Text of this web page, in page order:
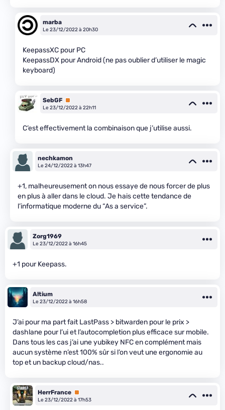
marba
Le 23/12/2022 à 20h30
KeepassXC pour PC
KeepassDX pour Android (ne pas oublier d’utiliser le magic
keyboard)
SebGF Premium
Le 23/12/2022 à 22h11
C’est effectivement la combinaison que j’utilise aussi.
nechkamon
Le 24/12/2022 à 13h47
+1, malheureusement on nous essaye de nous forcer de plus
en plus à aller dans le cloud. Je hais cette tendance de
l’informatique moderne du “As a service”.
Zorg1969
Le 23/12/2022 à 16h45
+1 pour Keepass.
Altium
Le 23/12/2022 à 16h58
J’ai pour ma part fait LastPass > bitwarden pour le prix >
dashlane pour l’ui et l’autocompletion plus efficace sur mobile.
Dans tous les cas j’ai une yubikey NFC en complément mais
aucun système n’est 100% sûr si l’on veut une ergonomie au
top et un backup cloud/nas..
HerrFrance Premium
Le 23/12/2022 à 17h53